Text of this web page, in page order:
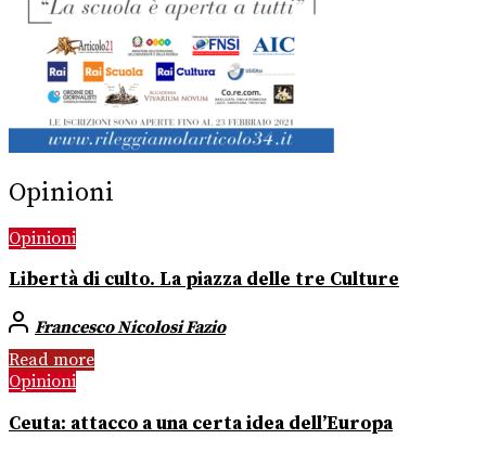
Opinioni
Opinioni
Libertà di culto. La piazza delle tre Culture
Francesco Nicolosi Fazio
Read more
Opinioni
Ceuta: attacco a una certa idea dell’Europa